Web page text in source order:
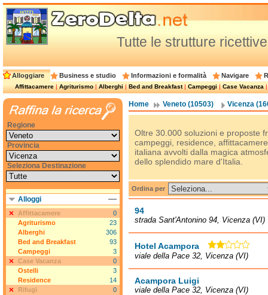
Tutte le strutture
Alloggiare Business e studio Informazioni e formalità Navigare
Affittacamere|Agriturismo|Alberghi|Bed and Breakfast|Campeggi|Case Vacanza
Home Veneto (10503) Vicenza
Oltre 30.000 soluzioni e proposte
campeggi, residence,
italiana avvolti dalla magica
dello splendido mare d'Italia.
Ordina per
94
strada Sant'Antonino 94, Vicenza (VI)
Hotel Acampora
viale della Pace 32, Vicenza (VI)
Acampora Luigi
viale della Pace 32, Vicenza (VI)
Regione
Provincia
Seleziona Destinazione
Alloggi
Affittacamere
0
Agriturismo
23
Alberghi
306
Bed and Breakfast
93
Campeggi
3
Case Vacanza
0
Ostelli
3
Residence
14
Rifugi
0